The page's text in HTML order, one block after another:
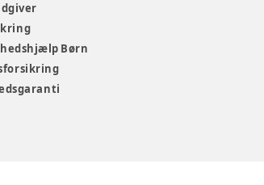
Børn